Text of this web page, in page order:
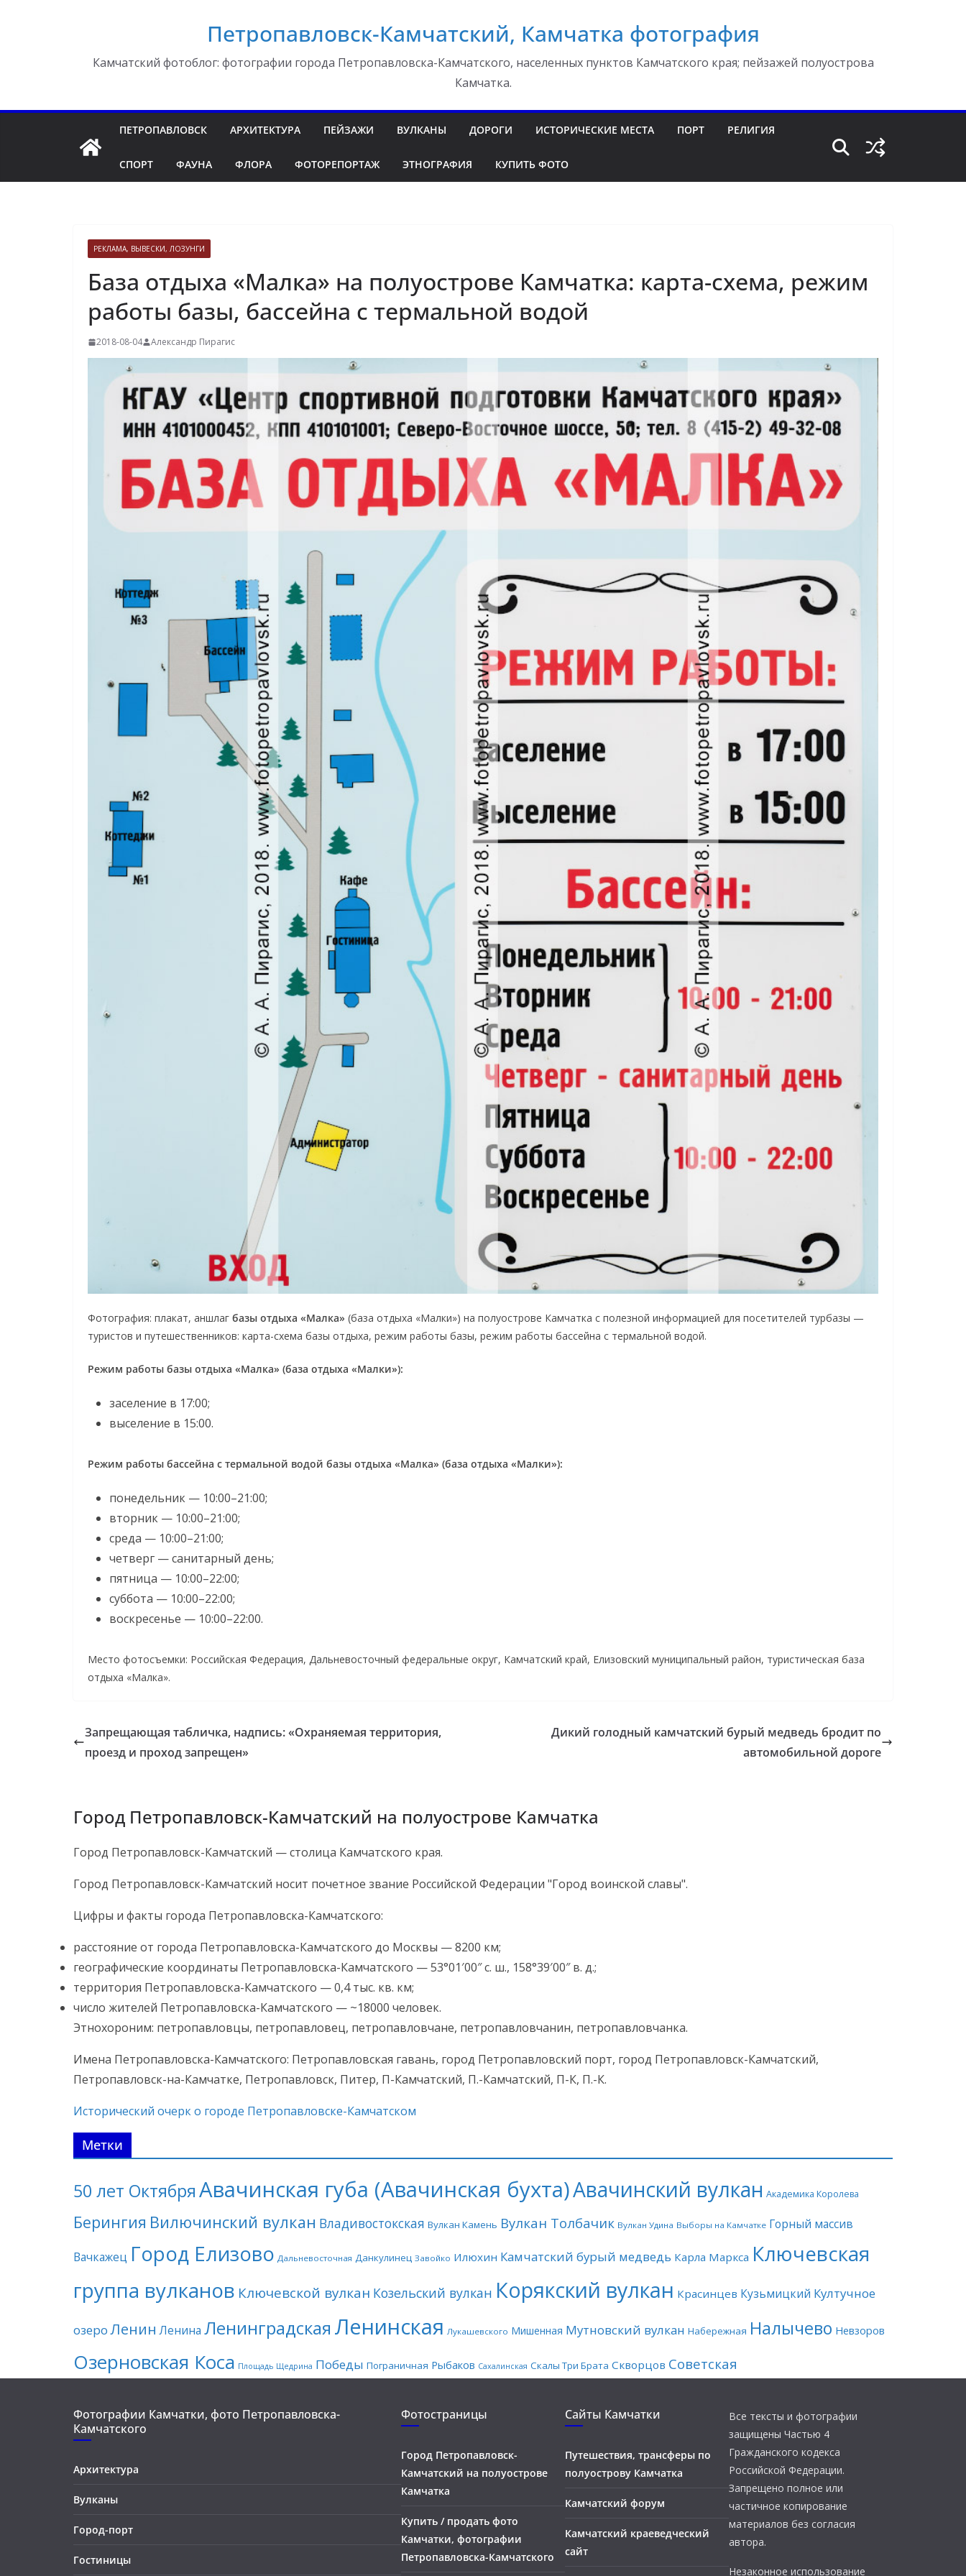
Петропавловск-Камчатский, Камчатка фотография
Камчатский фотоблог: фотографии города Петропавловска-Камчатского, населенных пунктов Камчатского края; пейзажей полуострова
Камчатка.
ПЕТРОПАВЛОВСК АРХИТЕКТУРА ПЕЙЗАЖИ ВУЛКАНЫ ДОРОГИ ИСТОРИЧЕСКИЕ МЕСТА ПОРТ РЕЛИГИЯ
СПОРТ ФАУНА ФЛОРА ФОТОРЕПОРТАЖ ЭТНОГРАФИЯ КУПИТЬ ФОТО
РЕКЛАМА, ВЫВЕСКИ, ЛОЗУНГИ
База отдыха «Малка» на полуострове Камчатка: карта-схема, режим
работы базы, бассейна с термальной водой
2018-08-04 Александр Пирагис
Фотография: плакат, аншлаг базы отдыха «Малка» (база отдыха «Малки») на полуострове Камчатка с полезной информацией для посетителей турбазы —
туристов и путешественников: карта-схема базы отдыха, режим работы базы, режим работы бассейна с термальной водой.
Режим работы базы отдыха «Малка» (база отдыха «Малки»):
заселение в 17:00;
выселение в 15:00.
Режим работы бассейна с термальной водой базы отдыха «Малка» (база отдыха «Малки»):
понедельник — 10:00–21:00;
вторник — 10:00–21:00;
среда — 10:00–21:00;
четверг — санитарный день;
пятница — 10:00–22:00;
суббота — 10:00–22:00;
воскресенье — 10:00–22:00.
Место фотосъемки: Российская Федерация, Дальневосточный федеральные округ, Камчатский край, Елизовский муниципальный район, туристическая база
отдыха «Малка».
Запрещающая табличка, надпись: «Охраняемая территория,
проезд и проход запрещен»
Дикий голодный камчатский бурый медведь бродит по
автомобильной дороге
Город Петропавловск-Камчатский на полуострове Камчатка
Город Петропавловск-Камчатский — столица Камчатского края.
Город Петропавловск-Камчатский носит почетное звание Российской Федерации "Город воинской славы".
Цифры и факты города Петропавловска-Камчатского:
расстояние от города Петропавловска-Камчатского до Москвы — 8200 км;
географические координаты Петропавловска-Камчатского — 53°01′00″ с. ш., 158°39′00″ в. д.;
территория Петропавловска-Камчатского — 0,4 тыс. кв. км;
число жителей Петропавловска-Камчатского — ~18000 человек.
Этнохороним: петропавловцы, петропавловец, петропавловчане, петропавловчанин, петропавловчанка.
Имена Петропавловска-Камчатского: Петропавловская гавань, город Петропавловский порт, город Петропавловск-Камчатский,
Петропавловск-на-Камчатке, Петропавловск, Питер, П-Камчатский, П.-Камчатский, П-К, П.-К.
Исторический очерк о городе Петропавловске-Камчатском
Метки
50 лет ОктябряАвачинская губа (Авачинская бухта)Авачинский вулкан Академика Королева
Берингия Вилючинский вулкан Владивостокская Вулкан Камень Вулкан Толбачик Вулкан Удина Выборы на Камчатке Горный массив
Вачкажец Город Елизово Дальневосточная Данкулинец Завойко Илюхин Камчатский бурый медведь Карла Маркса Ключевская
группа вулканов Ключевской вулкан Козельский вулкан Корякский вулкан Красинцев Кузьмицкий Култучное
озеро Ленин Ленина Ленинградская Ленинская Лукашевского Мишенная Мутновский вулкан Набережная Налычево Невзоров
Озерновская Коса Площадь Щедрина Победы Пограничная Рыбаков Сахалинская Скалы Три Брата Скворцов Советская
Фотографии Камчатки, фото Петропавловска-
Камчатского
Архитектура
Вулканы
Город-порт
Гостиницы
Фотостраницы
Город Петропавловск-
Камчатский на полуострове
Камчатка
Купить / продать фото
Камчатки, фотографии
Петропавловска-Камчатского
Сайты Камчатки
Путешествия, трансферы по
полуострову Камчатка
Камчатский форум
Камчатский краеведческий
сайт
Все тексты и фотографии
защищены Частью 4
Гражданского кодекса
Российской Федерации.
Запрещено полное или
частичное копирование
материалов без согласия
автора.
Незаконное использование